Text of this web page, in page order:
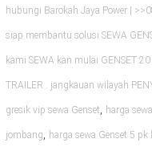
hubungi Barokah Jaya Power |
siap membantu solusi SEWA
kami SEWA kan mulai GENSET
TRAILER . jangkauan wilayah
gresik vip sewa Genset, harga
jombang, harga sewa Genset 5 pk